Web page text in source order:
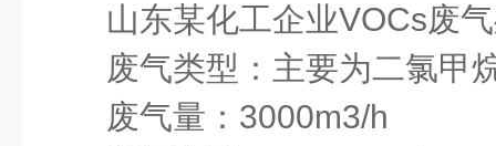
山东某化工企业VOCs废
废气类型：主要为二氯甲
废气量：3000m3/h